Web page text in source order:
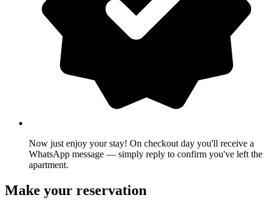
Now just enjoy your stay! On checkout day you'll receive a
WhatsApp message — simply reply to confirm you've left the
apartment.
Make your reservation